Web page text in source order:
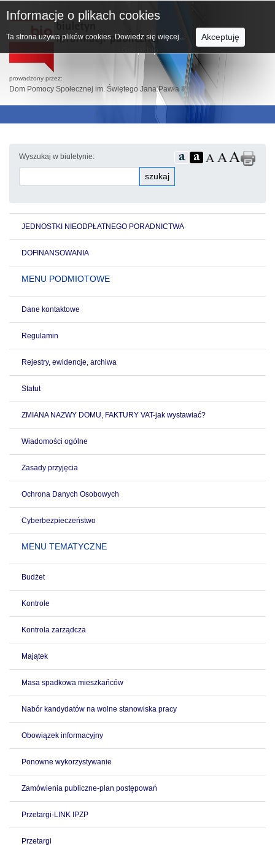
prowadzony przez:
Dom Pomocy Społecznej im. Świętego Jana Pawła II
Wyszukaj w biuletynie:
szukaj
JEDNOSTKI NIEODPŁATNEGO PORADNICTWA
DOFINANSOWANIA
MENU PODMIOTOWE
Dane kontaktowe
Regulamin
Rejestry, ewidencje, archiwa
Statut
ZMIANA NAZWY DOMU, FAKTURY VAT-jak wystawiać?
Wiadomości ogólne
Zasady przyjęcia
Ochrona Danych Osobowych
Cyberbezpieczeństwo
MENU TEMATYCZNE
Budżet
Kontrole
Kontrola zarządcza
Majątek
Masa spadkowa mieszkańców
Nabór kandydatów na wolne stanowiska pracy
Obowiązek informacyjny
Ponowne wykorzystywanie
Zamówienia publiczne-plan postępowań
Przetargi-LINK IPZP
Przetargi
Informacje o plikach cookies
Ta strona używa plików cookies. Dowiedz się więcej... Akceptuję